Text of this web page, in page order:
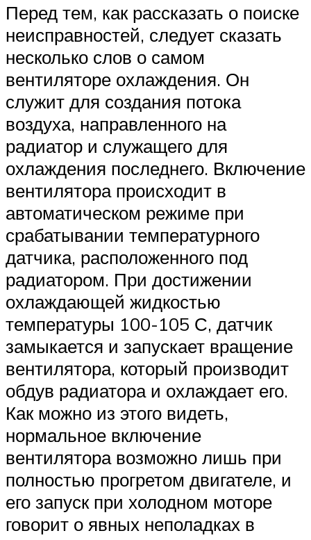
Перед тем, как рассказать о поиске
неисправностей, следует сказать
несколько слов о самом
вентиляторе охлаждения. Он
служит для создания потока
воздуха, направленного на
радиатор и служащего для
охлаждения последнего. Включение
вентилятора происходит в
автоматическом режиме при
срабатывании температурного
датчика, расположенного под
радиатором. При достижении
охлаждающей жидкостью
температуры 100-105 С, датчик
замыкается и запускает вращение
вентилятора, который производит
обдув радиатора и охлаждает его.
Как можно из этого видеть,
нормальное включение
вентилятора возможно лишь при
полностью прогретом двигателе, и
его запуск при холодном моторе
говорит о явных неполадках в